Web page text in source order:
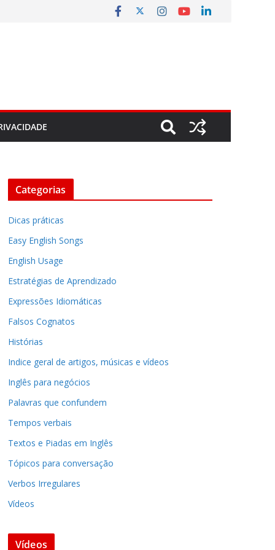
Categorias
Dicas práticas
Easy English Songs
English Usage
Estratégias de Aprendizado
Expressões Idiomáticas
Falsos Cognatos
Histórias
Indice geral de artigos, músicas e vídeos
Inglês para negócios
Palavras que confundem
Tempos verbais
Textos e Piadas em Inglês
Tópicos para conversação
Verbos Irregulares
Vídeos
Vídeos